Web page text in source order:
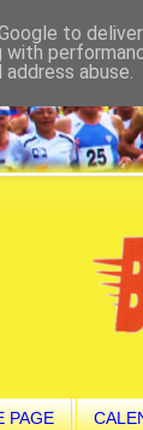
PAGE
to
with
abuse.